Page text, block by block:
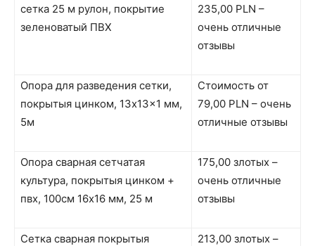
сетка 25 м рулон, покрытие
зеленоватый ПВХ
235,00 PLN –
очень отличные
отзывы
Опора для разведения сетки,
покрытыя цинком, 13x13x1 мм,
5м
Стоимость от
79,00 PLN – очень
отличные отзывы
Опора сварная сетчатая
культура, покрытыя цинком +
пвх, 100см 16х16 мм, 25 м
175,00 злотых –
очень отличные
отзывы
Сетка сварная покрытыя
213,00 злотых –